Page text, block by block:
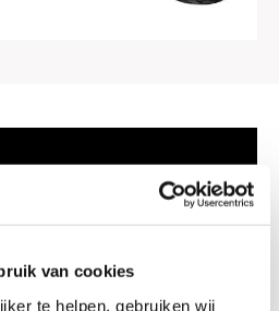
van cookies
te helpen, gebruiken wij